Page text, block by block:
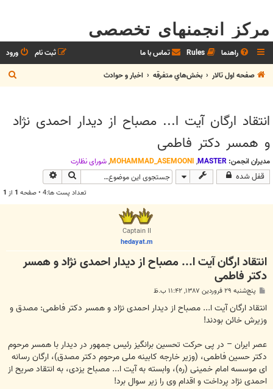
مرکز انجمنهای تخصصی
راهنما Rules تماس با ما ورود
ثبت نام
صفحه اول تالار
بخش‌‌هاي متفرقه اخبار و حوادث
س
انتقاد ارگان آیت ا... مصباح از دیدار احمدی نژاد
و همسر دکتر فاطمی
مدیران انجمن: MASTER
,
MOHAMMAD_ASEMOONI
,شوراي نظارت
قفل شده جستجو
تعداد پست ها:4 • صفحه 1 از 1
Captain II
hedayat.m
انتقاد ارگان آیت ا... مصباح از دیدار احمدی نژاد و همسر
دکتر فاطمی
س
ت
پنج‌شنبه ۲۹ فروردین ۱۳۸۷, ۱۱:۴۲ ب.ظ
انتقاد ارگان آیت ا... مصباح از دیدار احمدی نژاد و همسر دکتر فاطمی: مصدق و
وزیرش خائن بودند!
عصر ایران – در پی حرکت تحسین برانگیز رئیس جمهور در دیدار با همسر مرحوم
دکتر حسین فاطمی، (وزیر خارجه کابینه ملی مرحوم دکتر مصدق)، ارگان رسانه
ای موسسه امام خمینی (ره)، وابسته به آیت ا... مصباح یزدی، به انتقاد صریح از
احمدی نژاد پرداخت و اقدام وی را زیر سوال برد!